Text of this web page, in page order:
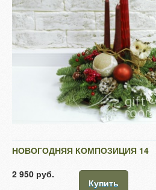
НОВОГОДНЯЯ КОМПОЗИЦИЯ 14
2 950 руб.
Купить